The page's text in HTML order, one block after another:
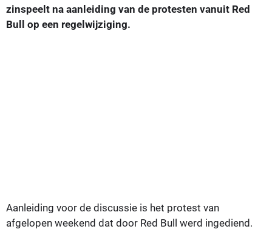
zinspeelt na aanleiding van de protesten vanuit Red
Bull op een regelwijziging.
Aanleiding voor de discussie is het protest van
afgelopen weekend dat door Red Bull werd ingediend.